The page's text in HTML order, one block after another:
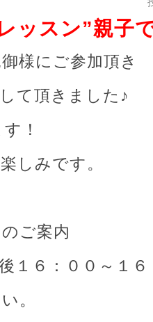
ッスン”親子
様にご参加頂き
て頂きました♪
！
しみです。
ご案内
１６：００～１
。